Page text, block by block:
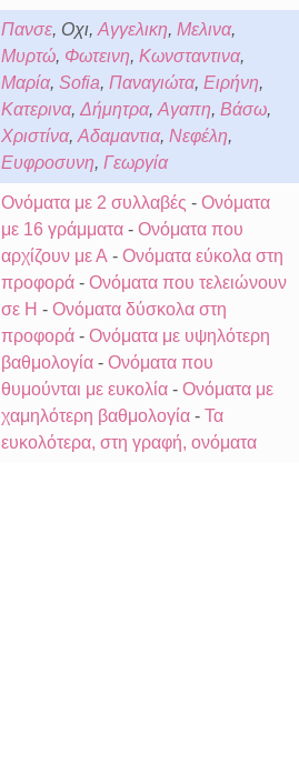
Πανσε, Οχι, Αγγελικη, Μελινα,
Μυρτώ, Φωτεινη, Κωνσταντινα,
Μαρία, Sofia, Παναγιώτα, Ειρήνη,
Κατερινα, Δήμητρα, Αγαπη, Βάσω,
Χριστίνα, Αδαμαντια, Νεφέλη,
Ευφροσυνη, Γεωργία
Ονόματα με 2 συλλαβές - Ονόματα
με 16 γράμματα - Ονόματα που
αρχίζουν με Α - Ονόματα εύκολα στη
προφορά - Ονόματα που τελειώνουν
σε Η - Ονόματα δύσκολα στη
προφορά - Ονόματα με υψηλότερη
βαθμολογία - Ονόματα που
θυμούνται με ευκολία - Ονόματα με
χαμηλότερη βαθμολογία - Τα
ευκολότερα, στη γραφή, ονόματα